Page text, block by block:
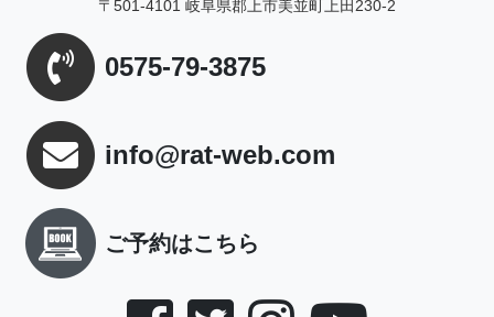
〒501-4101 岐阜県郡上市美並町上田230-2
0575-79-3875
info@rat-web.com
ご予約はこちら